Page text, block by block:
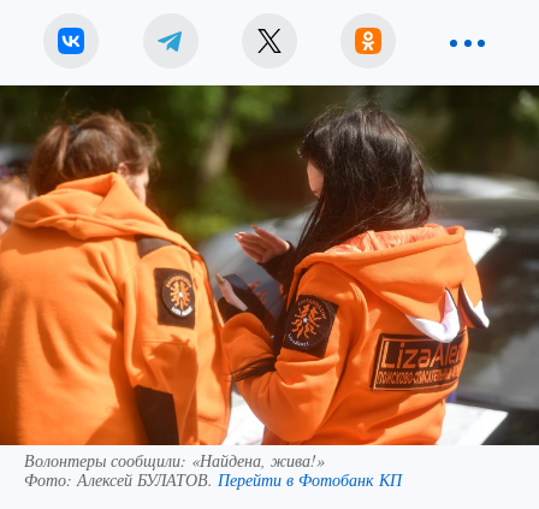
Волонтеры сообщили: «Найдена, жива!»
Фото:Алексей БУЛАТОВ. Перейти в Фотобанк КП